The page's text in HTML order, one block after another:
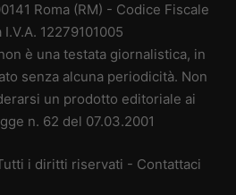
Roma (RM) - Codice Fiscale
12279101005
è una testata giornalistica, in
senza alcuna periodicità. Non
un prodotto editoriale ai
n. 62 del 07.03.2001
i diritti riservati - Contattaci